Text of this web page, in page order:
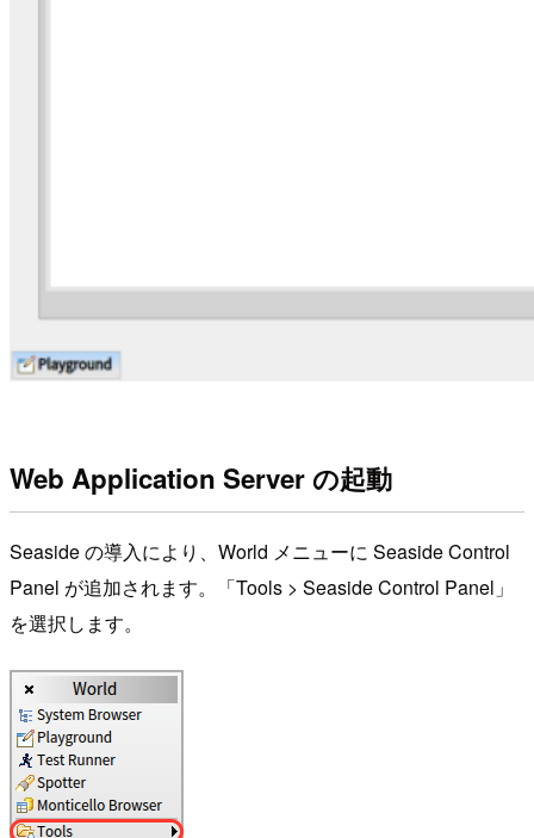
Web Application Server の起動
Seaside の導入により、World メニューに Seaside Control
Panel が追加されます。「Tools > Seaside Control Panel」
を選択します。